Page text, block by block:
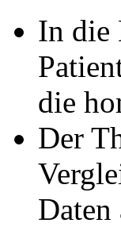
In die
die
Der